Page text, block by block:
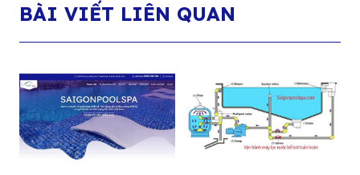
BÀI VIẾT LIÊN QUAN